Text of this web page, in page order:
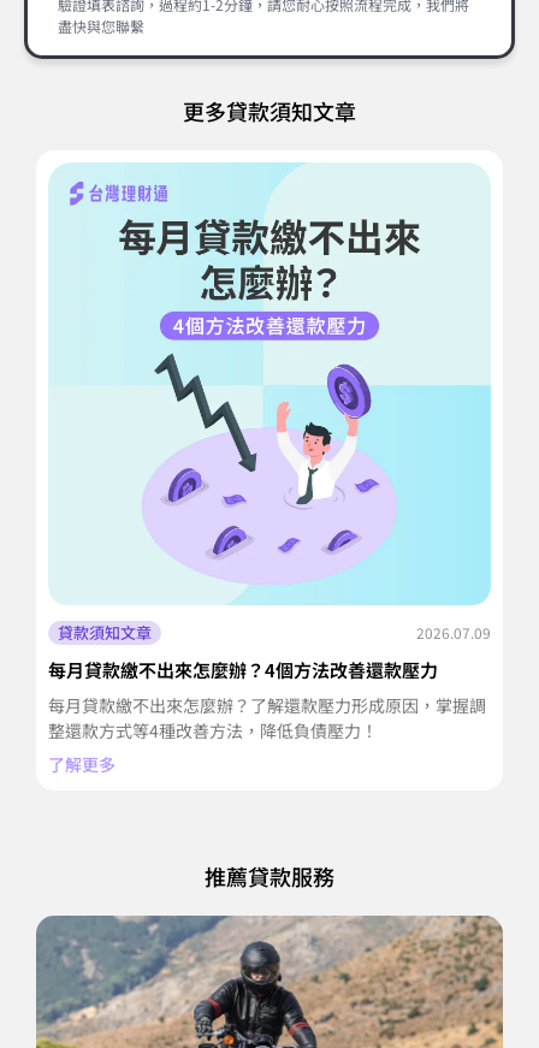
盡快與您聯繫
更多貸款須知文章
貸款須知文章 2026.07.09
每月貸款繳不出來怎麼辦？4個方法改善還款壓力
每月貸款繳不出來怎麼辦？了解還款壓力形成原因，掌握調
整還款方式等4種改善方法，降低負債壓力！
了解更多
推薦貸款服務